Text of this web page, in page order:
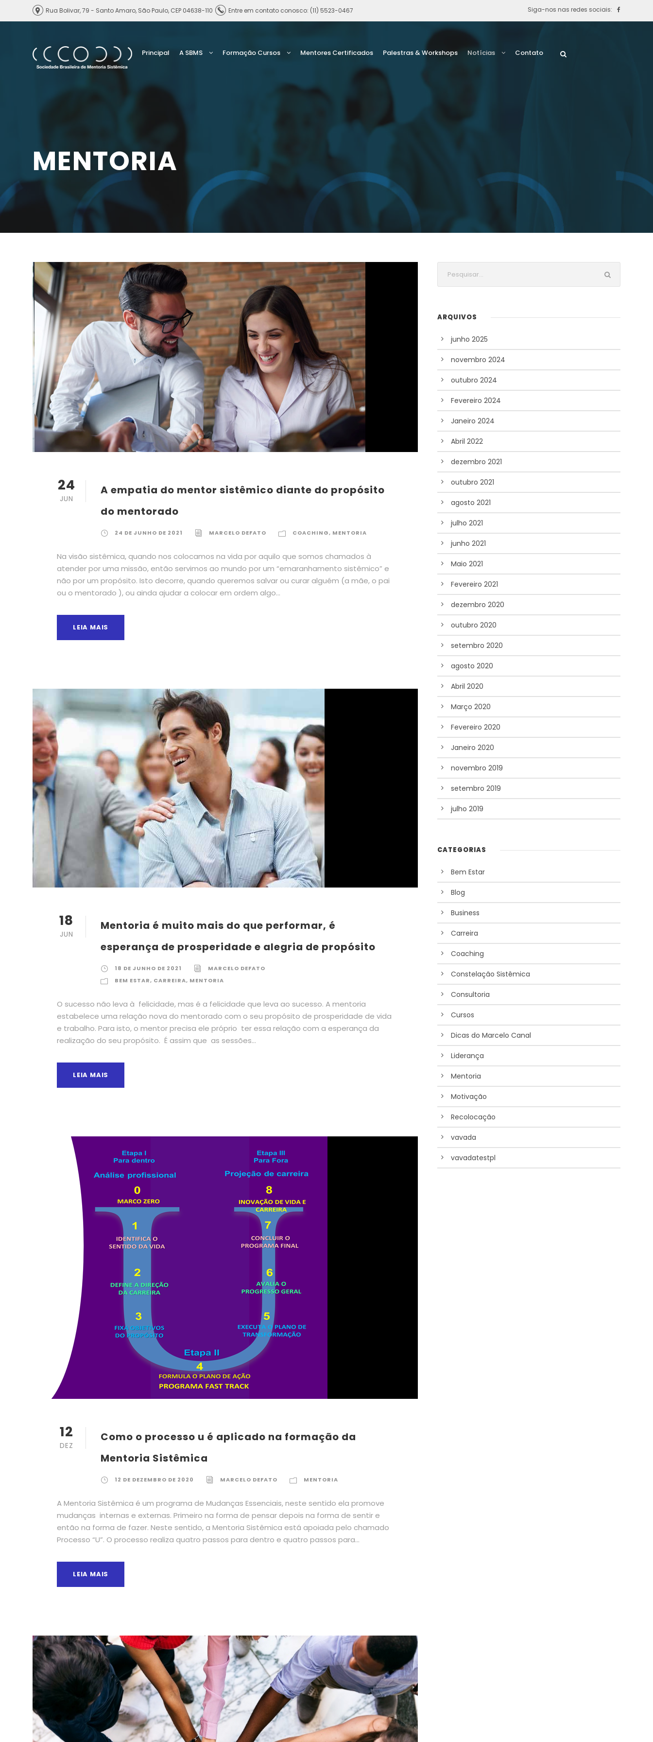
Rua Bolivar, 79 - Santo Amaro, São Paulo, CEP 04638-110 Entre em contato conosco: (11) 5523-0467 Siga-nos nas redes sociais:
Principal A SBMS Formação Cursos Mentores Certificados Palestras & Workshops Notícias Contato
MENTORIA
24
JUN
A empatia do mentor sistêmico diante do propósito
do mentorado
24 DE JUNHO DE 2021 MARCELO DEFATO COACHING, MENTORIA
Na visão sistêmica, quando nos colocamos na vida por aquilo que somos chamados à
atender por uma missão, então servimos ao mundo por um “emaranhamento sistêmico” e
não por um propósito. Isto decorre, quando queremos salvar ou curar alguém (a mãe, o pai
ou o mentorado ), ou ainda ajudar a colocar em ordem algo...
LEIA MAIS
18
JUN
Mentoria é muito mais do que performar, é
esperança de prosperidade e alegria de propósito
18 DE JUNHO DE 2021
MARCELO DEFATO
BEM ESTAR, CARREIRA, MENTORIA
O sucesso não leva à felicidade, mas é a felicidade que leva ao sucesso. A mentoria
estabelece uma relação nova do mentorado com o seu propósito de prosperidade de vida
e trabalho. Para isto, o mentor precisa ele próprio ter essa relação com a esperança da
realização do seu propósito. É assim que as sessões...
LEIA MAIS
12
DEZ
Como o processo u é aplicado na formação da
Mentoria Sistêmica
12 DE DEZEMBRO DE 2020 MARCELO DEFATO MENTORIA
A Mentoria Sistêmica é um programa de Mudanças Essenciais, neste sentido ela promove
mudanças internas e externas. Primeiro na forma de pensar depois na forma de sentir e
então na forma de fazer. Neste sentido, a Mentoria Sistêmica está apoiada pelo chamado
Processo “U”. O processo realiza quatro passos para dentro e quatro passos para...
LEIA MAIS
ARQUIVOS
junho 2025
novembro 2024
outubro 2024
Fevereiro 2024
Janeiro 2024
Abril 2022
dezembro 2021
outubro 2021
agosto 2021
julho 2021
junho 2021
Maio 2021
Fevereiro 2021
dezembro 2020
outubro 2020
setembro 2020
agosto 2020
Abril 2020
Março 2020
Fevereiro 2020
Janeiro 2020
novembro 2019
setembro 2019
julho 2019
CATEGORIAS
Bem Estar
Blog
Business
Carreira
Coaching
Constelação Sistêmica
Consultoria
Cursos
Dicas do Marcelo Canal
Liderança
Mentoria
Motivação
Recolocação
vavada
vavadatestpl